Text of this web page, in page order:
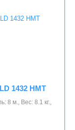
1432 НМТ
8 м., Вес: 8.1 кг.,